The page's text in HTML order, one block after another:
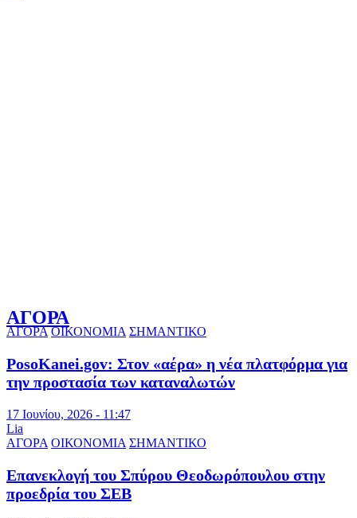
ΑΓΟΡΑ
ΑΓΟΡΑ ΟΙΚΟΝΟΜΙΑ ΣΗΜΑΝΤΙΚΟ
PosoKanei.gov: Στον «αέρα» η νέα πλατφόρμα για
την προστασία των καταναλωτών
17 Ιουνίου, 2026 - 11:47
Lia
ΑΓΟΡΑ ΟΙΚΟΝΟΜΙΑ ΣΗΜΑΝΤΙΚΟ
Επανεκλογή του Σπύρου Θεοδωρόπουλου στην
προεδρία του ΣΕΒ